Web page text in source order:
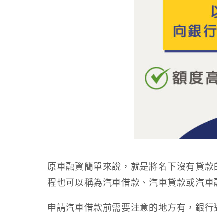
原車融資簡單來說，就是將名下沒有貸
程也可以稱為汽車借款、汽車貸款或汽車
申請汽車借款前需要注意的地方有，銀